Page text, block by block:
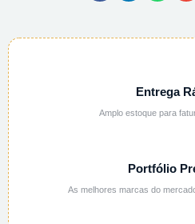
500UN/PCT
quantidade
Entrega
Amplo estoque para
Portfólio
As melhores marcas do